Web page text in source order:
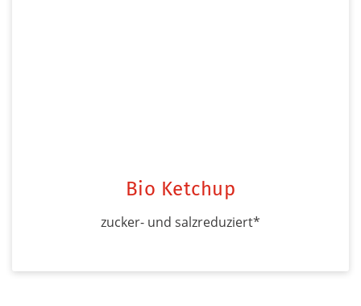
Bio Ketchup
zucker- und salzreduziert*